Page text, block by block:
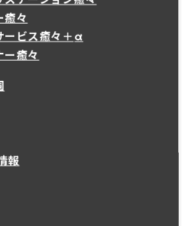
癒々
ビス癒々＋α
ビス癒々＋
癒々
報